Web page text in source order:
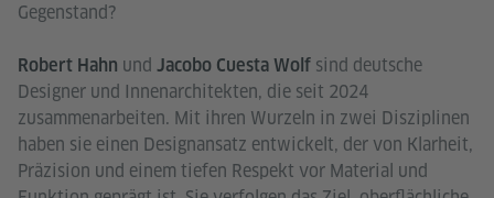
Gegenstand?
Robert Hahn und Jacobo Cuesta Wolf sind deutsche
Designer und Innenarchitekten, die seit 2024
zusammenarbeiten. Mit ihren Wurzeln in zwei Disziplinen
haben sie einen Designansatz entwickelt, der von Klarheit,
Präzision und einem tiefen Respekt vor Material und